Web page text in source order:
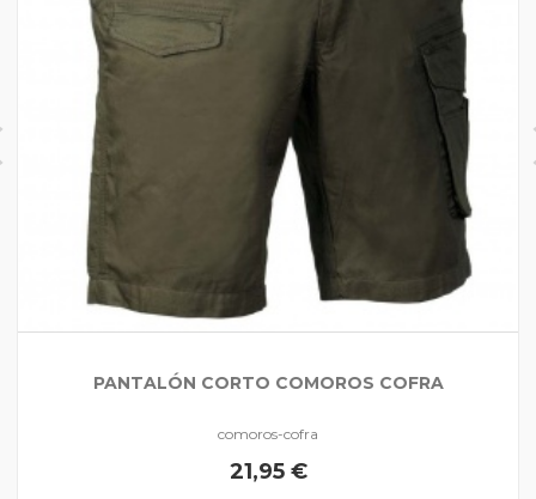
PANTALÓN CORTO COMOROS COFRA
comoros-cofra
21,95 €